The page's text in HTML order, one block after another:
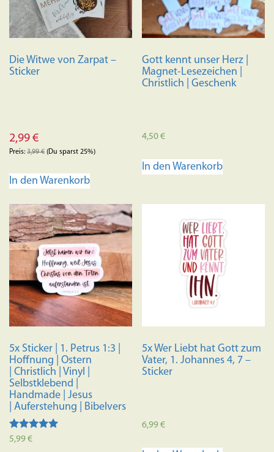
können
auf
der
gewählt
werden
Die Witwe von Zarpat –
Sticker
2,99 €
Preis: 3,99€ (Du sparst 25%)
In den Warenkorb
Gott kennt unser Herz |
Magnet-Lesezeichen |
Christlich | Geschenk
4,50€
In den Warenkorb
5x Sticker | 1. Petrus 1:3 |
Hoffnung | Ostern
| Christlich | Vinyl |
Selbstklebend |
Handmade | Jesus
| Auferstehung | Bibelvers
Bewertet mit
5,99€
5x Wer Liebt hat Gott zum
Vater, 1. Johannes 4, 7 –
Sticker
6,99€